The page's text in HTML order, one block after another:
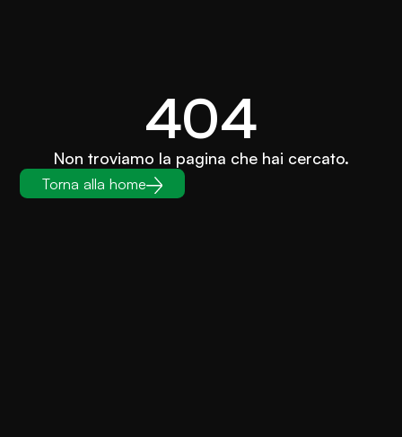
404
Non troviamo la pagina che hai cercato.
Torna alla home